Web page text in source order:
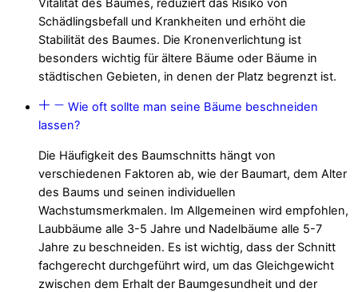
Vitalität des Baumes, reduziert das Risiko von
Schädlingsbefall und Krankheiten und erhöht die
Stabilität des Baumes. Die Kronenverlichtung ist
besonders wichtig für ältere Bäume oder Bäume in
städtischen Gebieten, in denen der Platz begrenzt ist.
Wie oft sollte man seine Bäume beschneiden
lassen?
Die Häufigkeit des Baumschnitts hängt von
verschiedenen Faktoren ab, wie der Baumart, dem Alter
des Baums und seinen individuellen
Wachstumsmerkmalen. Im Allgemeinen wird empfohlen,
Laubbäume alle 3-5 Jahre und Nadelbäume alle 5-7
Jahre zu beschneiden. Es ist wichtig, dass der Schnitt
fachgerecht durchgeführt wird, um das Gleichgewicht
zwischen dem Erhalt der Baumgesundheit und der